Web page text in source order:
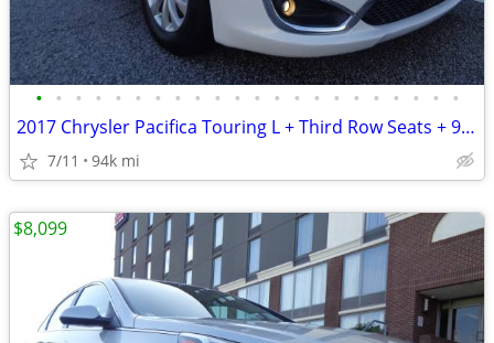
• • • • • • • • • • • • • • • • • • • • • •
2017 Chrysler Pacifica Touring L + Third Row Seats + 94,000 Miles
7/11 94k mi
$8,099